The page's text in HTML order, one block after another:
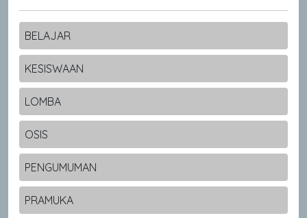
BELAJAR
KESISWAAN
LOMBA
OSIS
PENGUMUMAN
PRAMUKA